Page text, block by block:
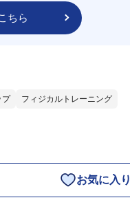
ちら
プ
フィジカルトレーニング
お気に入り